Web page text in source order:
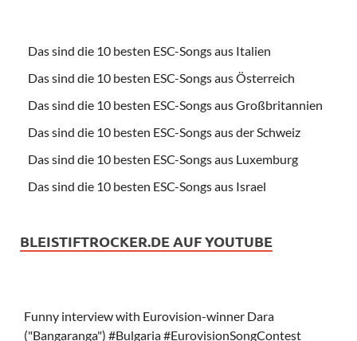
Das sind die 10 besten ESC-Songs aus Italien
Das sind die 10 besten ESC-Songs aus Österreich
Das sind die 10 besten ESC-Songs aus Großbritannien
Das sind die 10 besten ESC-Songs aus der Schweiz
Das sind die 10 besten ESC-Songs aus Luxemburg
Das sind die 10 besten ESC-Songs aus Israel
BLEISTIFTROCKER.DE AUF YOUTUBE
Funny interview with Eurovision-winner Dara
("Bangaranga") #Bulgaria #EurovisionSongContest